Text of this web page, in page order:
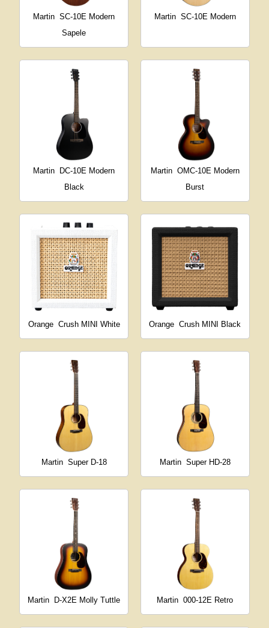
Martin SC-10E Modern
Sapele
Martin SC-10E Modern
Martin
DC-10E Modern
Black
Martin OMC-10E Modern
Burst
Orange Crush MINI White Orange Crush MINI Black
Martin Super D-18 Martin Super HD-28
Martin D-X2E Molly Tuttle Martin 000-12E Retro